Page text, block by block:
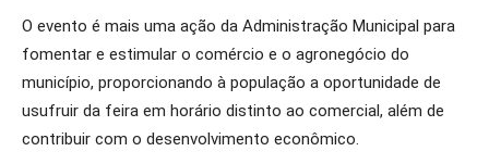
O evento é mais uma ação da Administração Municipal para
fomentar e estimular o comércio e o agronegócio do
município, proporcionando à população a oportunidade de
usufruir da feira em horário distinto ao comercial, além de
contribuir com o desenvolvimento econômico.